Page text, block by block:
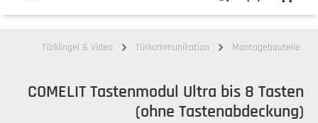
Türklingel & Video Türkommunikation Montagebauteile
COMELIT Tastenmodul Ultra bis 8 Tasten
(ohne Tastenabdeckung)